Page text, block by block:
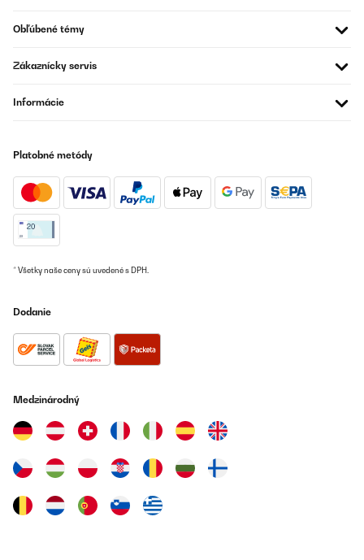
Obľúbené témy
Zákaznícky servis
Informácie
Platobné metódy
* Všetky naše ceny sú uvedené s DPH.
Dodanie
Medzinárodný